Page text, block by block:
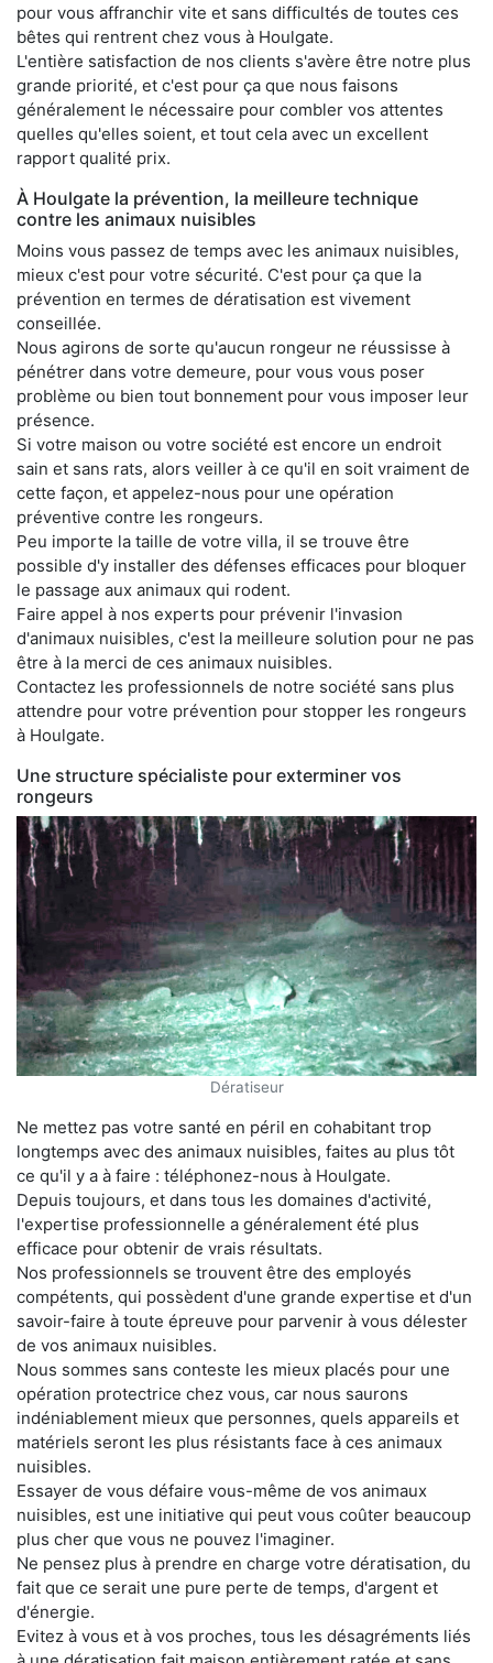
pour vous affranchir vite et sans difficultés de toutes ces
bêtes qui rentrent chez vous à Houlgate.
L'entière satisfaction de nos clients s'avère être notre plus
grande priorité, et c'est pour ça que nous faisons
généralement le nécessaire pour combler vos attentes
quelles qu'elles soient, et tout cela avec un excellent
rapport qualité prix.
À Houlgate la prévention, la meilleure technique
contre les animaux nuisibles
Moins vous passez de temps avec les animaux nuisibles,
mieux c'est pour votre sécurité. C'est pour ça que la
prévention en termes de dératisation est vivement
conseillée.
Nous agirons de sorte qu'aucun rongeur ne réussisse à
pénétrer dans votre demeure, pour vous vous poser
problème ou bien tout bonnement pour vous imposer leur
présence.
Si votre maison ou votre société est encore un endroit
sain et sans rats, alors veiller à ce qu'il en soit vraiment de
cette façon, et appelez-nous pour une opération
préventive contre les rongeurs.
Peu importe la taille de votre villa, il se trouve être
possible d'y installer des défenses efficaces pour bloquer
le passage aux animaux qui rodent.
Faire appel à nos experts pour prévenir l'invasion
d'animaux nuisibles, c'est la meilleure solution pour ne pas
être à la merci de ces animaux nuisibles.
Contactez les professionnels de notre société sans plus
attendre pour votre prévention pour stopper les rongeurs
à Houlgate.
Une structure spécialiste pour exterminer vos
rongeurs
Dératiseur
Ne mettez pas votre santé en péril en cohabitant trop
longtemps avec des animaux nuisibles, faites au plus tôt
ce qu'il y a à faire : téléphonez-nous à Houlgate.
Depuis toujours, et dans tous les domaines d'activité,
l'expertise professionnelle a généralement été plus
efficace pour obtenir de vrais résultats.
Nos professionnels se trouvent être des employés
compétents, qui possèdent d'une grande expertise et d'un
savoir-faire à toute épreuve pour parvenir à vous délester
de vos animaux nuisibles.
Nous sommes sans conteste les mieux placés pour une
opération protectrice chez vous, car nous saurons
indéniablement mieux que personnes, quels appareils et
matériels seront les plus résistants face à ces animaux
nuisibles.
Essayer de vous défaire vous-même de vos animaux
nuisibles, est une initiative qui peut vous coûter beaucoup
plus cher que vous ne pouvez l'imaginer.
Ne pensez plus à prendre en charge votre dératisation, du
fait que ce serait une pure perte de temps, d'argent et
d'énergie.
Evitez à vous et à vos proches, tous les désagréments liés